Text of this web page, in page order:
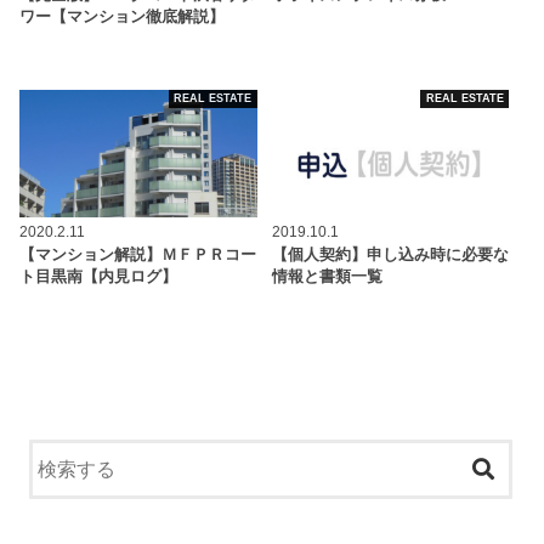
ワー【マンション徹底解説】
REAL ESTATE
2020.2.11
【マンション解説】ＭＦＰＲコー
ト目黒南【内見ログ】
REAL ESTATE
2019.10.1
【個人契約】申し込み時に必要な
情報と書類一覧